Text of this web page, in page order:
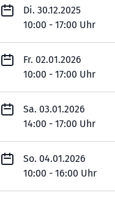
Di. 30.12.2025
10:00 - 17:00 Uhr
Fr. 02.01.2026
10:00 - 17:00 Uhr
Sa. 03.01.2026
14:00 - 17:00 Uhr
So. 04.01.2026
10:00 - 16:00 Uhr